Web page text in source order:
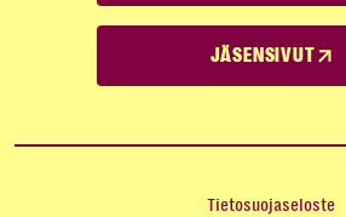
JÄSENSIVUT
Tietosuojaseloste